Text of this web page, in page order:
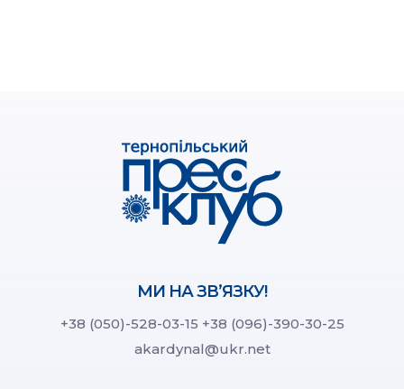
МИ НА ЗВ’ЯЗКУ!
+38 (050)-528-03-15 +38 (096)-390-30-25
akardynal@ukr.net